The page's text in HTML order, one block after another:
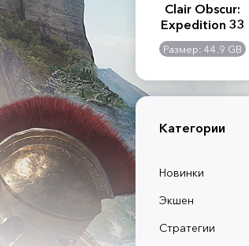
2:
-
GB
Assassin's Creed
Shadows
Размер: 117 GB
Clair Obscur:
Expedition 33
Размер: 44.9 GB
Категории
Новинки
Экшен
Стратегии